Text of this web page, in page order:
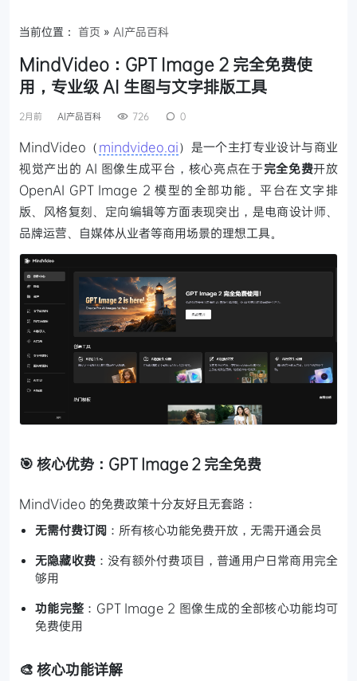
当前位置： 首页 » AI产品百科
MindVideo：GPT Image 2 完全免费使
用，专业级 AI 生图与文字排版工具
2月前 AI产品百科 726 0
MindVideo（ mindvideo.ai）是一个主打专业设计与商业
视觉产出的 AI 图像生成平台，核心亮点在于完全免费开放
OpenAI GPT Image 2 模型的全部功能。平台在文字排
版、风格复刻、定向编辑等方面表现突出，是电商设计师、
品牌运营、自媒体从业者等商用场景的理想工具。
🎯 核心优势：GPT Image 2 完全免费
MindVideo 的免费政策十分友好且无套路：
无需付费订阅 ：所有核心功能免费开放，无需开通会员
无隐藏收费 ：没有额外付费项目，普通用户日常商用完全
够用
功能完整 ：GPT Image 2 图像生成的全部核心功能均可
免费使用
🎨 核心功能详解